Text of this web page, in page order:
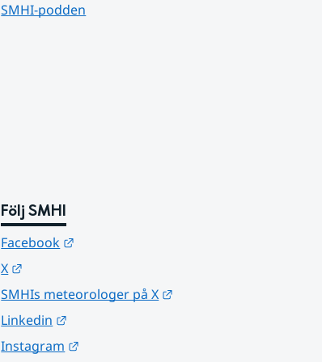
SMHI-podden
Följ SMHI
Facebook
X
SMHIs meteorologer på X
Linkedin
Instagram